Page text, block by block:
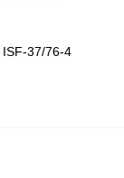
ISF-37/76-4